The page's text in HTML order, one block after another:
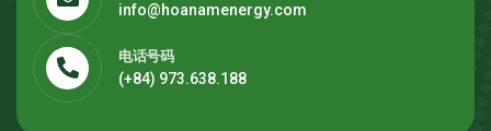
info@hoanamenergy.com
电话号码
(+84) 973.638.188